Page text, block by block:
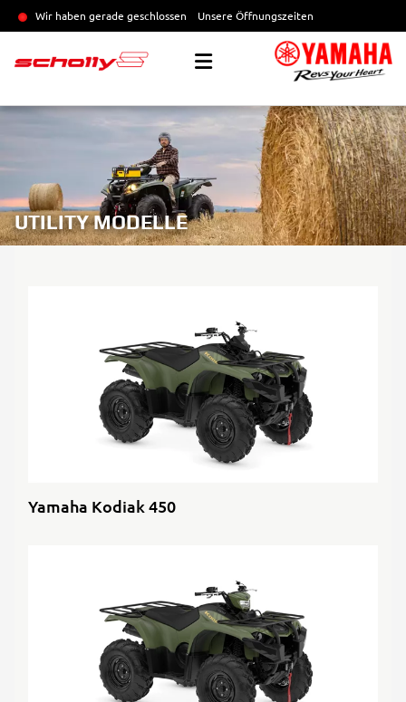
Wir haben gerade geschlossen Unsere Öffnungszeiten
UTILITY MODELLE
Yamaha Kodiak 450